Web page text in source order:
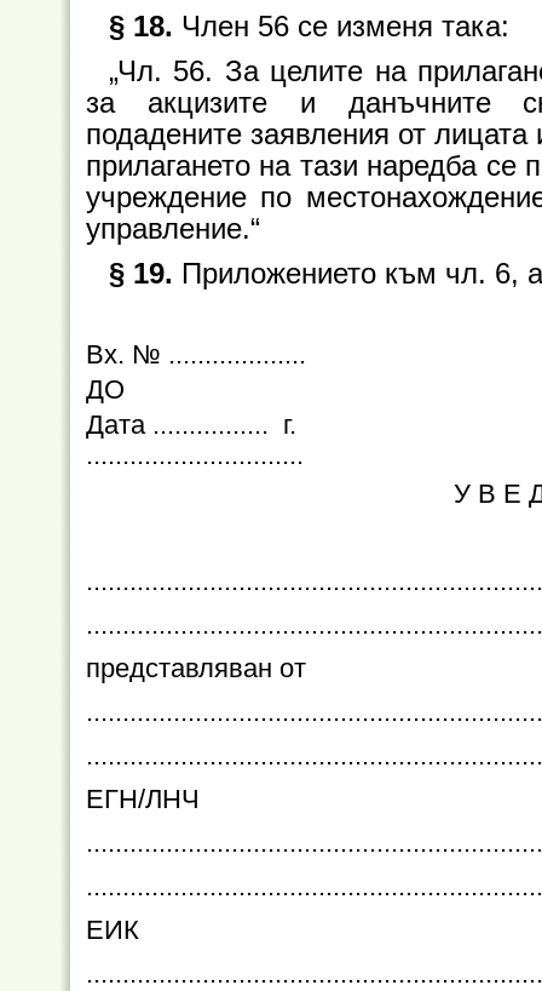
§ 18. Член 56 се изменя така:
„Чл. 56. За целите на
за акцизите и данъчните
подадените заявления от лицата
прилагането на тази наредба се
учреждение по
управление.“
§ 19. Приложението към чл. 6,
Вх. № ...................
ДО
Дата ................ г.
..............................
У В Е
представляван от
ЕГН/ЛНЧ
ЕИК